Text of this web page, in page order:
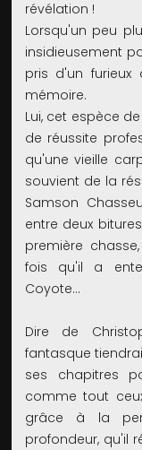
révélation !
Lorsqu'un peu
insidieusement
pris d'un
mémoire.
Lui, cet espèce
de réussite
qu'une vieille
souvient de la
Samson
entre deux
première
fois qu'il a
Coyote...
Dire de
fantasque
ses chapitres
comme tout
grâce à la
profondeur, qu'il